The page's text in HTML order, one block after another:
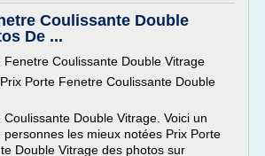
Coulissante Double
De ...
Fenetre Coulissante Double Vitrage
Porte Fenetre Coulissante Double
Double Vitrage. Voici un
les mieux notées Prix Porte
Double Vitrage des photos sur